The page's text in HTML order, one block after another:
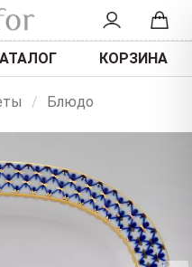
КОРЗИНА
/ Блюдо